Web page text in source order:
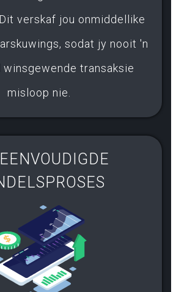
verskaf jou onmiddellike
sodat jy nooit 'n
transaksie
misloop nie.